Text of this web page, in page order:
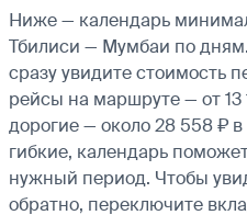
Ниже — календарь
Тбилиси — Мумбаи по
сразу увидите стоимость
рейсы на маршруте — от
дорогие — около 28 558 ₽
гибкие, календарь
нужный период. Чтобы
обратно, переключите